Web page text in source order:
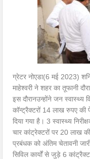
ग्रेटर नोएडा(6 मई 2023)
माहेश्वरी ने शहर का तूफानी
इस दौरानउन्होंने जन स्वास्थ्य
कॉन्ट्रैक्टरों 14 लाख रुपए की
दिया गया है। 3 स्वास्थ्य
चार कांट्रेक्टरों पर 20 लाख
प्रबंधक को अंतिम चेतावनी
सिविल कार्यों से जुड़े 6